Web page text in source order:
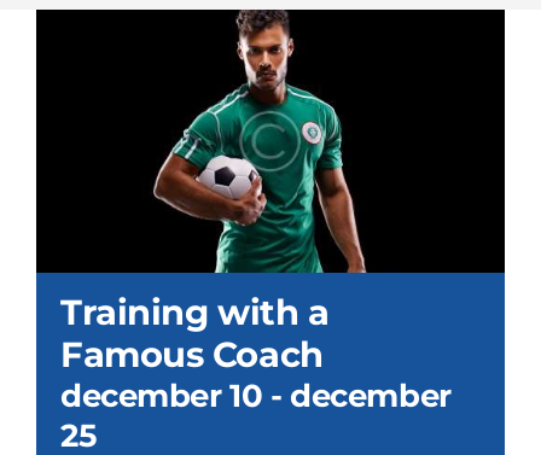
Training with a
Famous Coach
december 10 - december
25